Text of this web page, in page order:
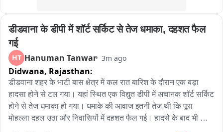
डीडवाना के डीपी में शॉर्ट सर्किट से तेज धमाका, दहशत फैल
गई
HT Hanuman Tanwar 3m ago
Didwana, Rajasthan:
डीडवाना शहर के भाटी बास क्षेत्र में कल रात बारिश के दौरान एक बड़ा
हादसा होने से टल गया। यहां स्थित एक विद्युत डीपी में अचानक शॉर्ट सर्किट
होने से तेज धमाका हो गया। धमाके की आवाज इतनी तेज थी कि पूरा
मोहल्ला दहल उठा और निवासियों में दहशत फैल गई। हादसे के बाद भी डीपी